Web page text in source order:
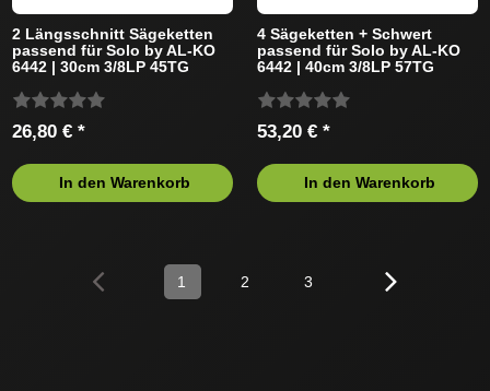
2 Längsschnitt Sägeketten
passend für Solo by AL-KO
6442 | 30cm 3/8LP 45TG
26,80 € *
In den Warenkorb
4 Sägeketten + Schwert
passend für Solo by AL-KO
6442 | 40cm 3/8LP 57TG
53,20 € *
In den Warenkorb
1 2 3